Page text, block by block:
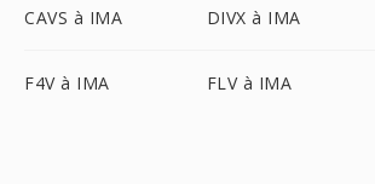
CAVS à IMA DIVX à IMA
F4V à IMA FLV à IMA